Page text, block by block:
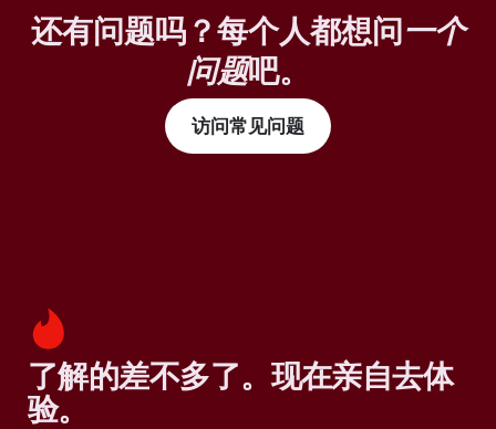
还有问题吗？每个人都想问一个
问题吧。
访问常见问题
了解的差不多了。现在亲自去体
验。